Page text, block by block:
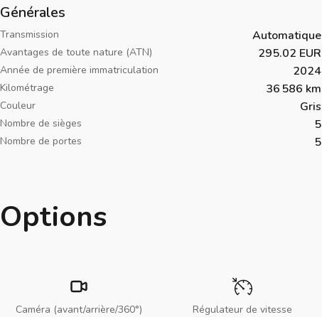
Générales
Transmission Automatique
Avantages de toute nature (ATN) 295.02 EUR
Année de première immatriculation 2024
Kilométrage 36 586 km
Couleur Gris
Nombre de sièges 5
Nombre de portes 5
Options
Caméra (avant/arrière/360°)
Régulateur de vitesse